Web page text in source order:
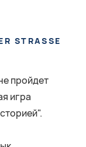
STRASSE 1
пройдет
игра